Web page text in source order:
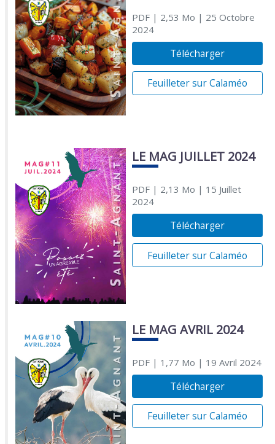
PDF| 2,53 Mo | 25 Octobre
2024
Télécharger
Feuilleter sur Calaméo
LE MAG JUILLET 2024
PDF| 2,13 Mo | 15 Juillet
2024
Télécharger
Feuilleter sur Calaméo
LE MAG AVRIL 2024
PDF| 1,77 Mo | 19 Avril 2024
Télécharger
Feuilleter sur Calaméo